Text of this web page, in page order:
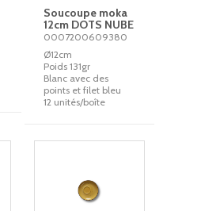
Soucoupe moka
12cm DOTS NUBE
0007200609380
Ø12cm
Poids 131gr
Blanc avec des
points et filet bleu
12 unités/boîte